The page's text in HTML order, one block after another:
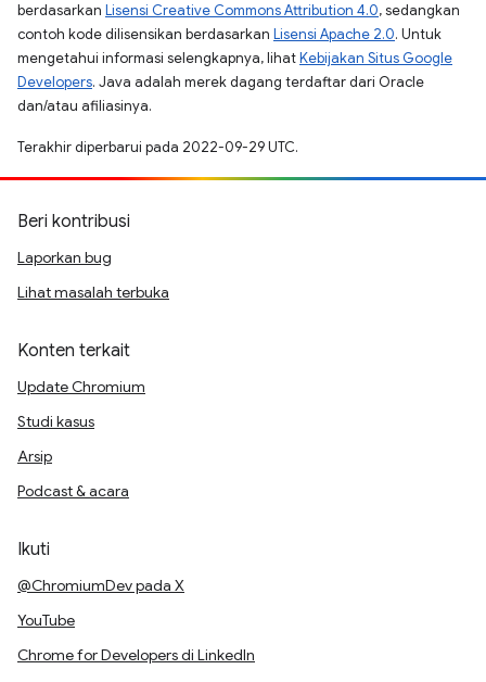
berdasarkan Lisensi Creative Commons Attribution 4.0, sedangkan
contoh kode dilisensikan berdasarkan Lisensi Apache 2.0. Untuk
mengetahui informasi selengkapnya, lihatKebijakan Situs Google
Developers. Java adalah merek dagang terdaftar dari Oracle
dan/atau afiliasinya.
Terakhir diperbarui pada 2022-09-29 UTC.
Beri kontribusi
Laporkan bug
Lihat masalah terbuka
Konten terkait
Update Chromium
Studi kasus
Arsip
Podcast & acara
Ikuti
@ChromiumDev pada X
YouTube
Chrome for Developers di LinkedIn